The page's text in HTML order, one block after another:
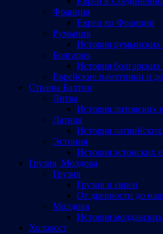
Франция
Евреи во Франции
Румыния
История румынских
Болгария
История болгарских
Еврейские памятники и
Страны Балтии
Литва
История литовских
Латвия
История латвийских
Эстония
История эстонских
Грузия, Молдова
Грузия
Грузия и евреи
От древности до
Молдова
История молдавских
Холокост